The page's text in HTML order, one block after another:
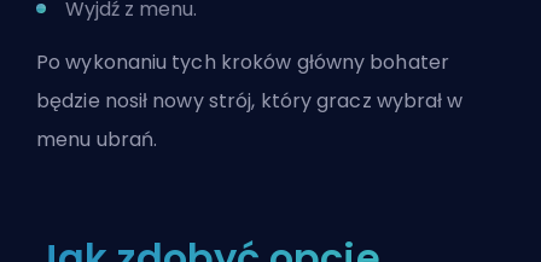
Wyjdź z menu.
Po wykonaniu tych kroków główny bohater
będzie nosił nowy strój, który gracz wybrał w
menu ubrań.